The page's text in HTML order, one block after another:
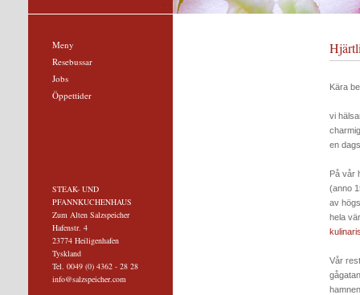
Meny
Resebussar
Jobs
Öppettider
STEAK- UND
PFANNKUCHENHAUS
Zum Alten Salzspeicher
Hafenstr. 4
23774 Heiligenhafen
Tyskland
Tel. 0049 (0) 4362 - 28 28
info@salzspeicher.com
Kära
vi
en
På vår
(anno
av
hela
Vår